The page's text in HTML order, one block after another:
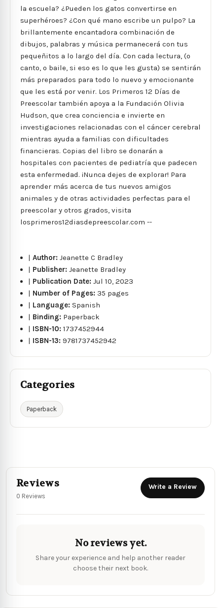
la escuela? ¿Pueden los gatos convertirse en
superhéroes? ¿Con qué mano escribe un pulpo? La
brillantemente encantadora combinación de
dibujos, palabras y música permanecerá con tus
pequeñitos a lo largo del día. Con cada lectura, (o
canto, o baile, si eso es lo que les gusta) se sentirán
más preparados para todo lo nuevo y emocionante
que les está por venir. Los Primeros 12 Días de
Preescolar también apoya a la Fundación Olivia
Hudson, que crea conciencia e invierte en
investigaciones relacionadas con el cáncer cerebral
mientras ayuda a familias con dificultades
financieras. Copias del libro se donarán a
hospitales con pacientes de pediatría que padecen
esta enfermedad. ¡Nunca dejes de explorar! Para
aprender más acerca de tus nuevos amigos
animales y de otras actividades perfectas para el
preescolar y otros grados, visita
losprimeros12diasdepreescolar.com --
|Author:Jeanette C Bradley
| Publisher:Jeanette Bradley
| Publication Date:Jul 10, 2023
| Number of Pages: 35 pages
| Language:Spanish
| Binding: Paperback
| ISBN-10:1737452944
| ISBN-13:9781737452942
Categories
Paperback
Reviews
0 Reviews
Write a Review
No reviews yet.
Share your experience and help another reader
choose their next book.